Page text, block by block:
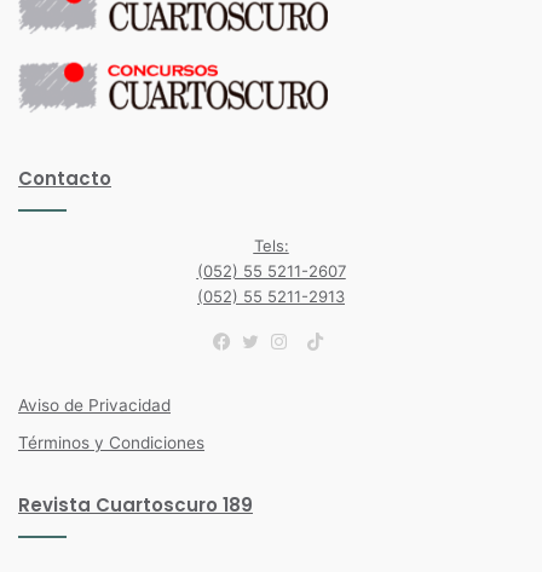
Contacto
Tels:
(052) 55 5211-2607
(052) 55 5211-2913
TikTok
Aviso de Privacidad
Términos y Condiciones
Revista Cuartoscuro 189